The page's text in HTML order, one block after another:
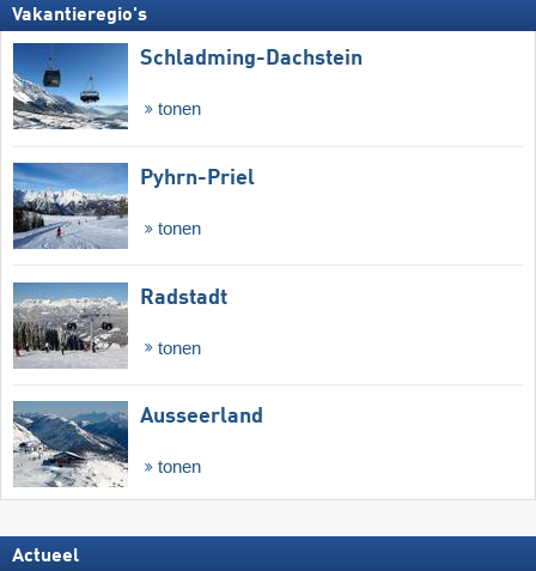
Vakantieregio's
Schladming-Dachstein
tonen
Pyhrn-Priel
tonen
Radstadt
tonen
Ausseerland
tonen
Actueel